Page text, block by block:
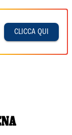
CLICCA QUI